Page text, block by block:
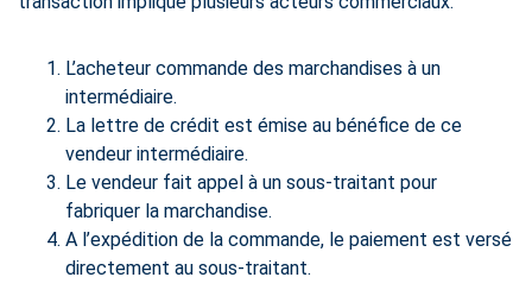
L’acheteur commande des marchandises à un
intermédiaire.
La lettre de crédit est émise au bénéfice de ce
vendeur intermédiaire.
Le vendeur fait appel à un sous-traitant pour
fabriquer la marchandise.
A l’expédition de la commande, le paiement est versé
directement au sous-traitant.